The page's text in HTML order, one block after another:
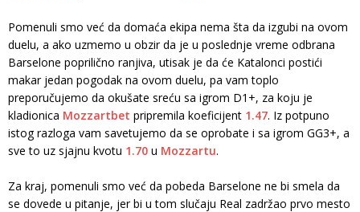
Pomenuli smo već da domaća ekipa nema šta da izgubi na ovom
duelu, a ako uzmemo u obzir da je u poslednje vreme odbrana
Barselone poprilično ranjiva, utisak je da će Katalonci postići
makar jedan pogodak na ovom duelu, pa vam toplo
preporučujemo da okušate sreću sa igrom D1+, za koju je
kladionica Mozzartbet pripremila koeficijent 1.47. Iz potpuno
istog razloga vam savetujemo da se oprobate i sa igrom GG3+, a
sve to uz sjajnu kvotu 1.70 u Mozzartu.
Za kraj, pomenuli smo već da pobeda Barselone ne bi smela da
se dovede u pitanje, jer bi u tom slučaju Real zadržao prvo mesto